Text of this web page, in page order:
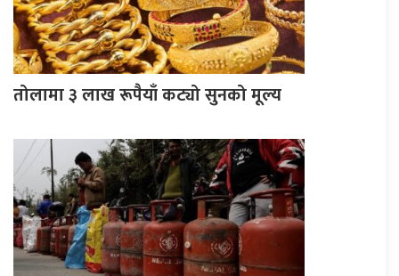
तोलामा ३ लाख रूपैयाँ कट्यो सुनको मूल्य